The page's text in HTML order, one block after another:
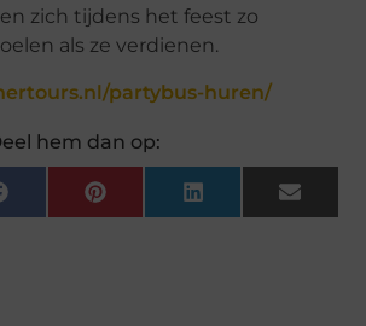
zich tijdens het feest zo
als ze verdienen.
partybus-huren/
hem dan op:
Facebook Pinterest LinkedIn Email